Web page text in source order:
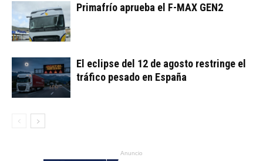
Primafrío aprueba el F-MAX GEN2
El eclipse del 12 de agosto restringe el
tráfico pesado en España
Anuncio